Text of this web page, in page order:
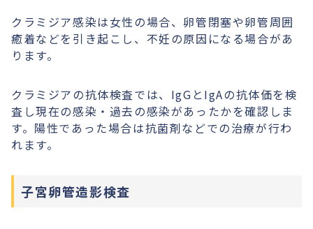
TES（Testosterone）：テストステロ
ン、男性ホルモン AMH（Anti-mulleri
an hormon）：抗ミューラー管ホルモ
thyroxine）：甲状腺ホルモン βHC
G：ヒト絨毛性ゴナドトロピン
クラミジア感染は女性の場合、卵管閉塞や卵管周囲
癒着などを引き起こし、不妊の原因になる場合があ
ります。
クラミジアの抗体検査では、IgGとIgAの抗体価を検
査し現在の感染・過去の感染があったかを確認しま
す。陽性であった場合は抗菌剤などでの治療が行わ
れます。
子宮卵管造影検査